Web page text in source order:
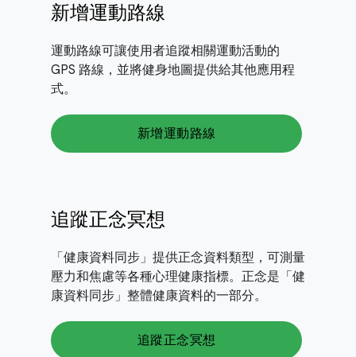
新增運動路線
運動路線可讓使用者追蹤相關運動活動的
GPS 路線，並將健身地圖提供給其他應用程
式。
新增運動路線
追蹤正念冥想
「健康資料同步」提供正念資料類型，可測量
壓力和焦慮等各種心理健康指標。正念是「健
康資料同步」整體健康資料的一部分。
追蹤正念冥想